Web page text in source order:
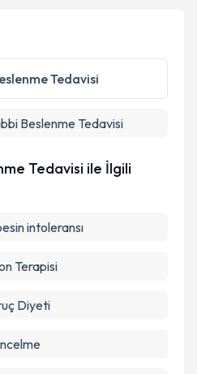
ilişkinAydınlatma
kişisel verilerimin belirtilen
kabul ediyorum.
Tedavisi
Beslenme Tedavisi
Tedavisi ile İlgili
intoleransı
Terapisi
Diyeti